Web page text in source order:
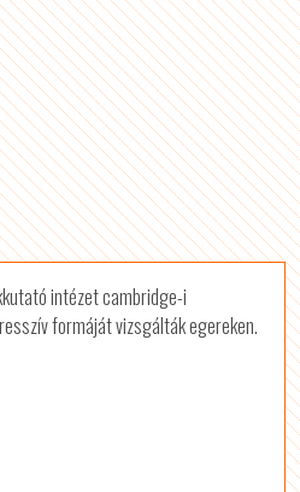
intézet cambridge-i
formáját vizsgálták egereken.